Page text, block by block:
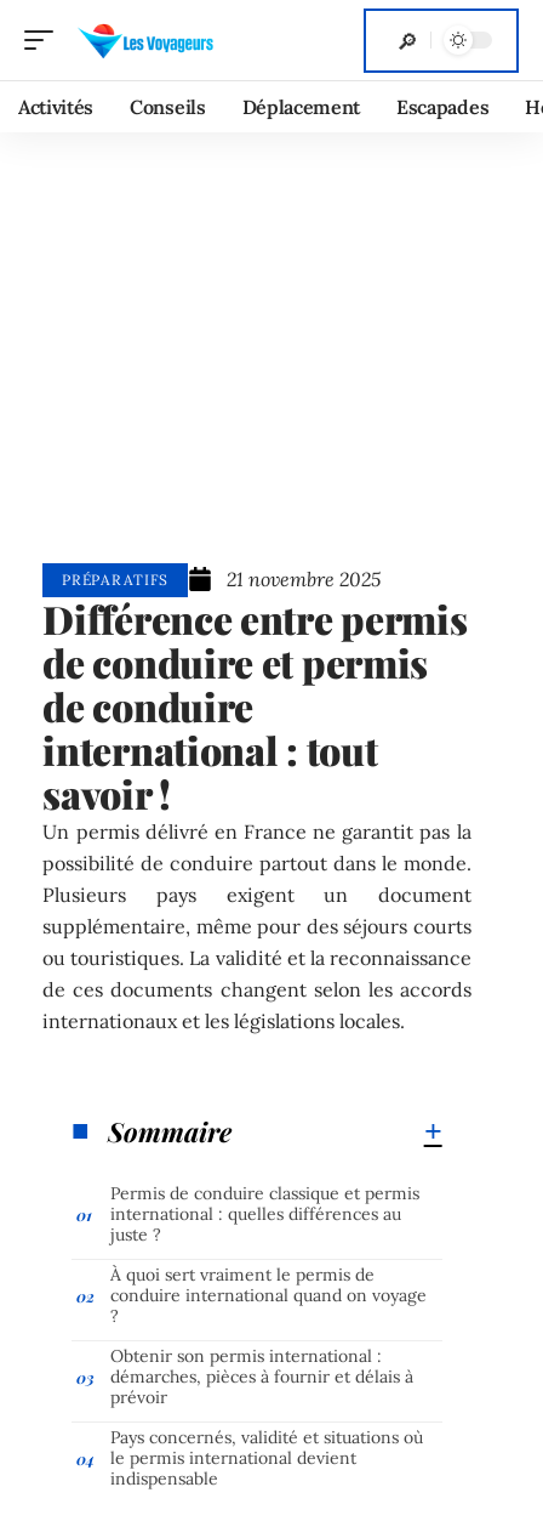
Activités Conseils Déplacement Escapades
PRÉPARATIFS 21 novembre 2025
Différence entre permis
de conduire et permis
de conduire
international : tout
savoir !
Un permis délivré en France ne garantit pas la
possibilité de conduire partout dans le monde.
Plusieurs pays exigent un document
supplémentaire, même pour des séjours courts
ou touristiques. La validité et la reconnaissance
de ces documents changent selon les accords
internationaux et les législations locales.
Sommaire
Permis de conduire classique et permis
international : quelles différences au
juste ?
À quoi sert vraiment le permis de
conduire international quand on voyage
?
Obtenir son permis international :
démarches, pièces à fournir et délais à
prévoir
Pays concernés, validité et situations où
le permis international devient
indispensable